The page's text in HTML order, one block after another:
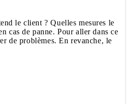
le client ? Quelles mesures le
cas de panne. Pour aller dans ce
de problèmes. En revanche, le